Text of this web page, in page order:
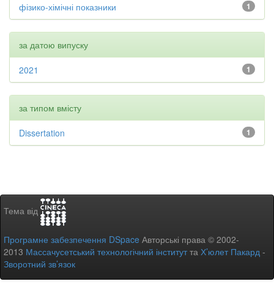
1
фізико-хімічні показники
за датою випуску
1
2021
за типом вмісту
1
Dissertation
Тема від
Програмне забезпечення DSpace Авторські права © 2002-
2013 Массачусетський технологічний інститутта Х’юлет Пакард -
Зворотний зв’язок